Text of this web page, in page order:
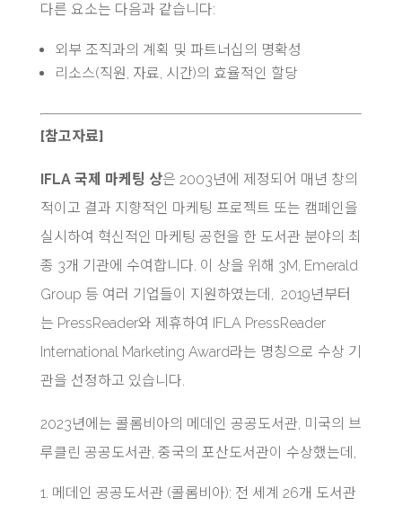
다른 요소는 다음과 같습니다:
외부 조직과의 계획 및 파트너십의 명확성
리소스(직원, 자료, 시간)의 효율적인 할당
[참고자료]
IFLA 국제 마케팅 상은 2003년에 제정되어 매년 창의
적이고 결과 지향적인 마케팅 프로젝트 또는 캠페인을
실시하여 혁신적인 마케팅 공헌을 한 도서관 분야의 최
종 3개 기관에 수여합니다. 이 상을 위해 3M, Emerald
Group 등 여러 기업들이 지원하였는데, 2019년부터
는 PressReader와 제휴하여 IFLA PressReader
International Marketing Award라는 명칭으로 수상 기
관을 선정하고 있습니다.
2023년에는 콜롬비아의 메데인 공공도서관, 미국의 브
루클린 공공도서관, 중국의 포산도서관이 수상했는데,
메데인 공공도서관 (콜롬비아): 전 세계 26개 도서관